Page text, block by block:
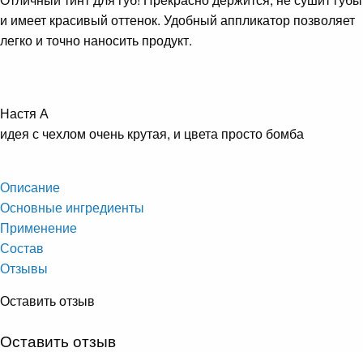
и имеет красивый оттенок. Удобный аппликатор позволяет
легко и точно наносить продукт.
Настя А
идея с чехлом очень крутая, и цвета просто бомба
Опиcание
Основные ингредиенты
Применение
Состав
Отзывы
Оставить отзыв
Оставить отзыв